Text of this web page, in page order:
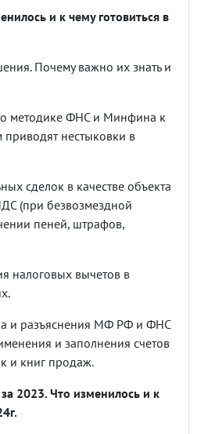
и к чему готовиться в
Почему важно их знать и
методике ФНС и Минфина к
приводят нестыковки в
сделок в качестве объекта
(при безвозмездной
пеней, штрафов,
налоговых вычетов в
и разъяснения МФ РФ и ФНС
и заполнения счетов
и книг продаж.
2023. Что изменилось и к